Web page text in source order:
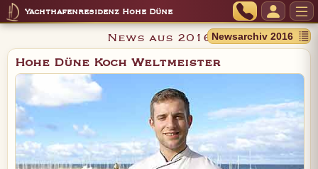
Yachthafenresidenz Hohe Düne
News aus 2016
Hohe Düne Koch Weltmeister